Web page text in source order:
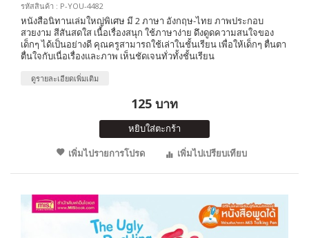
รหัสสินค้า : P-YOU-4482
หนังสือนิทานเล่มใหญ่พิเศษ มี 2 ภาษา อังกฤษ-ไทย ภาพประกอบ
สวยงาม สีสันสดใส เนื้อเรื่องสนุก ใช้ภาษาง่าย ดึงดูดความสนใจของ
เด็กๆ ได้เป็นอย่างดี คุณครูสามารถใช้เล่าในชั้นเรียน เพื่อให้เด็กๆ ตื่นตา
ตื่นใจกับเนื่อเรื่องและภาพ เห็นชัดเจนทั่วทั้งชั้นเรียน
ดูรายละเอียดเพิ่มเติม
125 บาท
หยิบใส่ตะกร้า
เพิ่มไปรายการโปรด
เพิ่มไปเปรียบเทียบ